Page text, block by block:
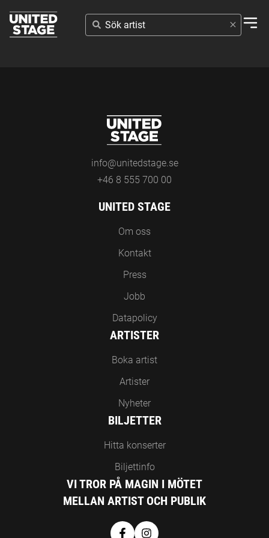
SÖK
ARTIST
info@unitedstage.se
+46 8 555 700 00
UNITED STAGE
Om oss
Kontakt
Press
Jobb
Datapolicy
ARTISTER
Boka artist
Artister
Nyheter
BILJETTER
Hitta konserter
Biljettinfo
VI TROR PÅ MAGIN I MÖTET
MELLAN ARTIST OCH PUBLIK